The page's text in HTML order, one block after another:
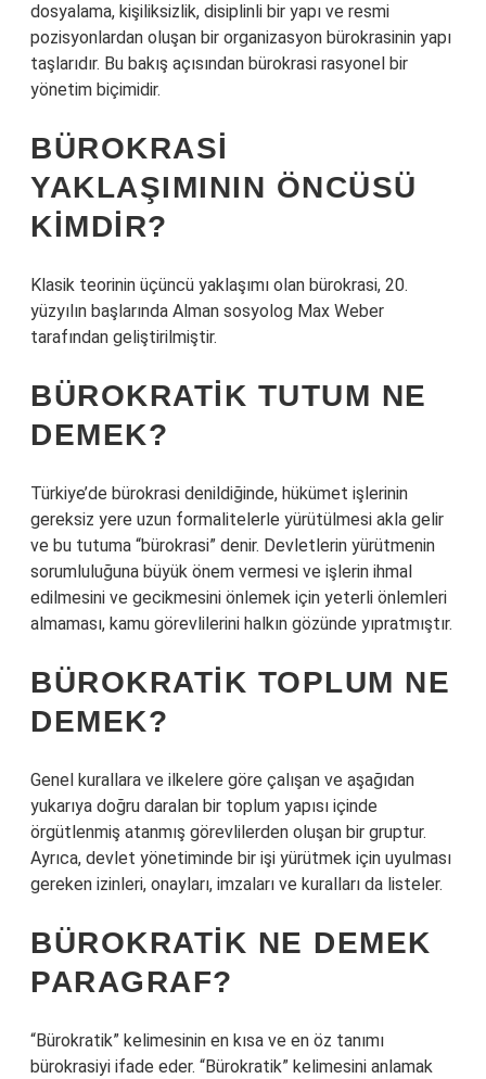
dosyalama, kişiliksizlik, disiplinli bir yapı ve resmi
pozisyonlardan oluşan bir organizasyon bürokrasinin yapı
taşlarıdır. Bu bakış açısından bürokrasi rasyonel bir
yönetim biçimidir.
BÜROKRASI
YAKLAŞIMININ ÖNCÜSÜ
KIMDIR?
Klasik teorinin üçüncü yaklaşımı olan bürokrasi, 20.
yüzyılın başlarında Alman sosyolog Max Weber
tarafından geliştirilmiştir.
BÜROKRATIK TUTUM NE
DEMEK?
Türkiye’de bürokrasi denildiğinde, hükümet işlerinin
gereksiz yere uzun formalitelerle yürütülmesi akla gelir
ve bu tutuma “bürokrasi” denir. Devletlerin yürütmenin
sorumluluğuna büyük önem vermesi ve işlerin ihmal
edilmesini ve gecikmesini önlemek için yeterli önlemleri
almaması, kamu görevlilerini halkın gözünde yıpratmıştır.
BÜROKRATIK TOPLUM NE
DEMEK?
Genel kurallara ve ilkelere göre çalışan ve aşağıdan
yukarıya doğru daralan bir toplum yapısı içinde
örgütlenmiş atanmış görevlilerden oluşan bir gruptur.
Ayrıca, devlet yönetiminde bir işi yürütmek için uyulması
gereken izinleri, onayları, imzaları ve kuralları da listeler.
BÜROKRATIK NE DEMEK
PARAGRAF?
“Bürokratik” kelimesinin en kısa ve en öz tanımı
bürokrasiyi ifade eder. “Bürokratik” kelimesini anlamak